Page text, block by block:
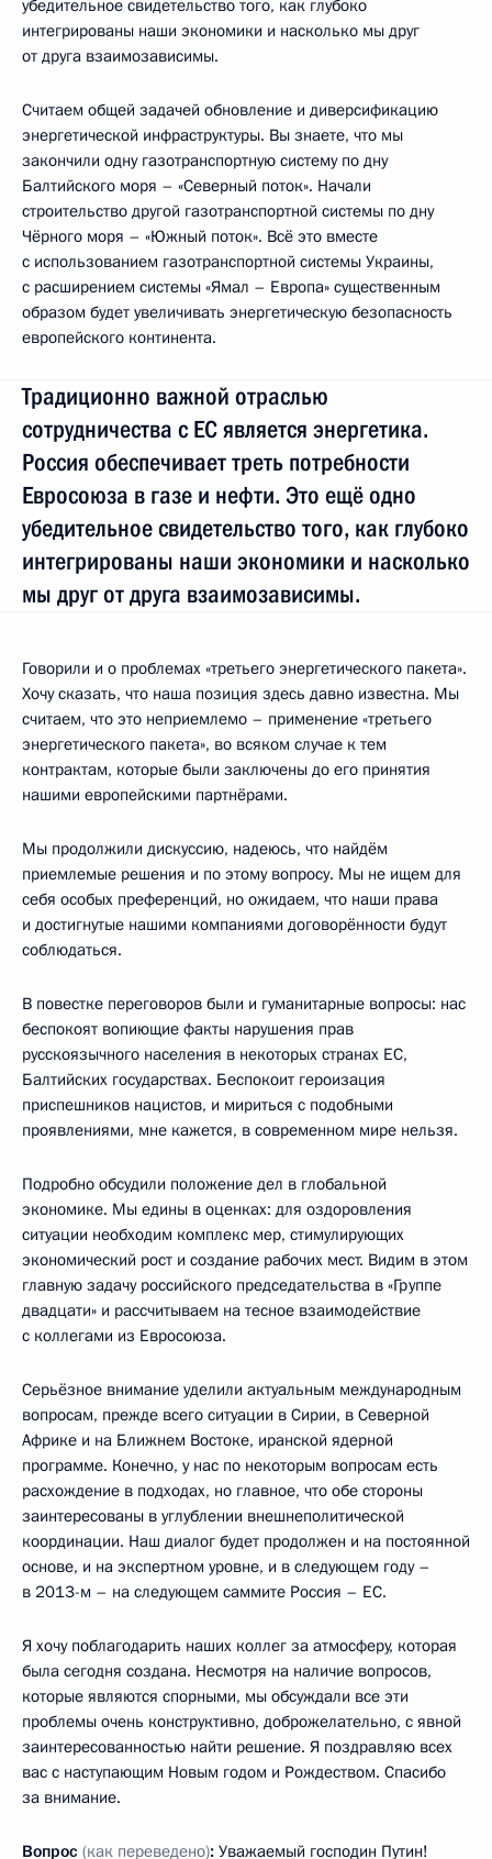
убедительное свидетельство того, как глубоко
интегрированы наши экономики и насколько мы друг
от друга взаимозависимы.
Считаем общей задачей обновление и диверсификацию
энергетической инфраструктуры. Вы знаете, что мы
закончили одну газотранспортную систему по дну
Балтийского моря – «Северный поток». Начали
строительство другой газотранспортной системы по дну
Чёрного моря – «Южный поток». Всё это вместе
с использованием газотранспортной системы Украины,
с расширением системы «Ямал – Европа» существенным
образом будет увеличивать энергетическую безопасность
европейского континента.
Традиционно важной отраслью
сотрудничества с ЕС является энергетика.
Россия обеспечивает треть потребности
Евросоюза в газе и нефти. Это ещё одно
убедительное свидетельство того, как глубоко
интегрированы наши экономики и насколько
мы друг от друга взаимозависимы.
Говорили и о проблемах «третьего энергетического пакета».
Хочу сказать, что наша позиция здесь давно известна. Мы
считаем, что это неприемлемо – применение «третьего
энергетического пакета», во всяком случае к тем
контрактам, которые были заключены до его принятия
нашими европейскими партнёрами.
Мы продолжили дискуссию, надеюсь, что найдём
приемлемые решения и по этому вопросу. Мы не ищем для
себя особых преференций, но ожидаем, что наши права
и достигнутые нашими компаниями договорённости будут
соблюдаться.
В повестке переговоров были и гуманитарные вопросы: нас
беспокоят вопиющие факты нарушения прав
русскоязычного населения в некоторых странах ЕС,
Балтийских государствах. Беспокоит героизация
приспешников нацистов, и мириться с подобными
проявлениями, мне кажется, в современном мире нельзя.
Подробно обсудили положение дел в глобальной
экономике. Мы едины в оценках: для оздоровления
ситуации необходим комплекс мер, стимулирующих
экономический рост и создание рабочих мест. Видим в этом
главную задачу российского председательства в «Группе
двадцати» и рассчитываем на тесное взаимодействие
с коллегами из Евросоюза.
Серьёзное внимание уделили актуальным международным
вопросам, прежде всего ситуации в Сирии, в Северной
Африке и на Ближнем Востоке, иранской ядерной
программе. Конечно, у нас по некоторым вопросам есть
расхождение в подходах, но главное, что обе стороны
заинтересованы в углублении внешнеполитической
координации. Наш диалог будет продолжен и на постоянной
основе, и на экспертном уровне, и в следующем году –
в 2013-м – на следующем саммите Россия – ЕС.
Я хочу поблагодарить наших коллег за атмосферу, которая
была сегодня создана. Несмотря на наличие вопросов,
которые являются спорными, мы обсуждали все эти
проблемы очень конструктивно, доброжелательно, с явной
заинтересованностью найти решение. Я поздравляю всех
вас с наступающим Новым годом и Рождеством. Спасибо
за внимание.
Вопрос (как переведено): Уважаемый господин Путин!